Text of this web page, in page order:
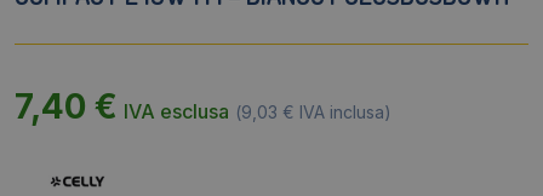
7,40 € IVA esclusa (9,03 € IVA inclusa)